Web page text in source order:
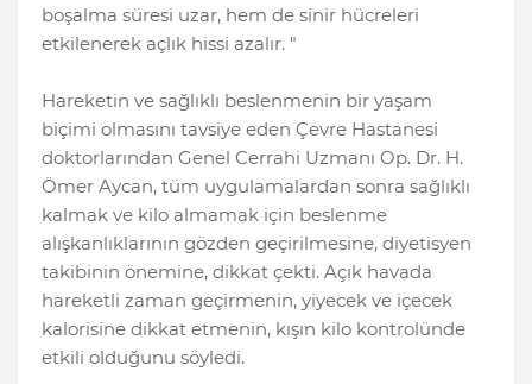
boşalma süresi uzar, hem de sinir hücreleri
etkilenerek açlık hissi azalır. "
Hareketin ve sağlıklı beslenmenin bir yaşam
biçimi olmasını tavsiye eden Çevre Hastanesi
doktorlarından Genel Cerrahi Uzmanı Op. Dr. H.
Ömer Aycan, tüm uygulamalardan sonra sağlıklı
kalmak ve kilo almamak için beslenme
alışkanlıklarının gözden geçirilmesine, diyetisyen
takibinin önemine, dikkat çekti. Açık havada
hareketli zaman geçirmenin, yiyecek ve içecek
kalorisine dikkat etmenin, kışın kilo kontrolünde
etkili olduğunu söyledi.